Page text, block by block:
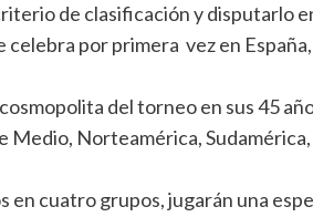
de clasificación y disputarlo
por primera vez en
del torneo en sus 45
Norteamérica,
cuatro grupos, jugarán una